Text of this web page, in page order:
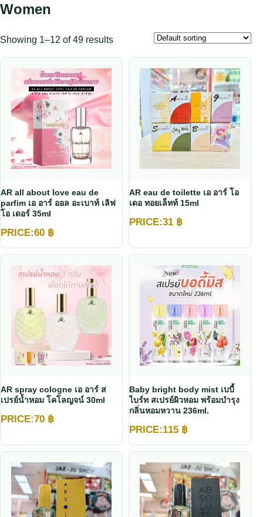
Women
Showing 1–12 of 49 results
AR all about love eau de
parfim เอ อาร์ ออล อะเบาท์ เลิฟ
โอ เดอร์ 35ml
PRICE:60 ฿
AR eau de toilette เอ อาร์ โอ
เดอ ทอยเล็ทท์ 15ml
PRICE:31 ฿
AR spray cologne เอ อาร์ ส
เปรย์น้ำหอม โคโลญจน์ 30ml
PRICE:70 ฿
Baby bright body mist เบบี้
ไบร์ท สเปรย์ผิวหอม พร้อมบำรุง
กลิ่นหอมหวาน 236ml.
PRICE:115 ฿